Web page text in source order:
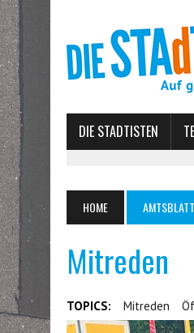
DIE STADTISTEN
HOME AMTSBLATT
Mitreden
TOPICS: Mitreden